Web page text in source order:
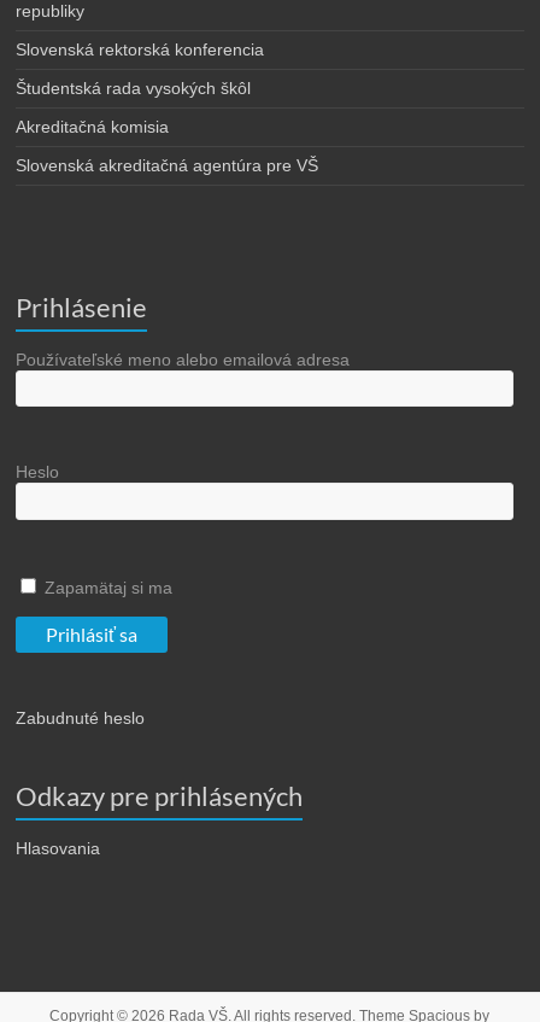
republiky
Slovenská rektorská konferencia
Študentská rada vysokých škôl
Akreditačná komisia
Slovenská akreditačná agentúra pre VŠ
Prihlásenie
Používateľské meno alebo emailová adresa
Heslo
Zapamätaj si ma
Zabudnuté heslo
Odkazy pre prihlásených
Hlasovania
Copyright © 2026 Rada VŠ. All rights reserved. ThemeSpacious by